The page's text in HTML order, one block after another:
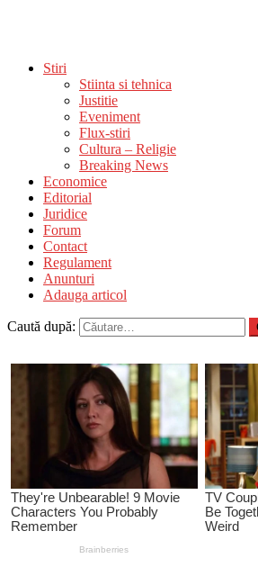
Stiri
Stiinta si tehnica
Justitie
Eveniment
Flux-stiri
Cultura – Religie
Breaking News
Economice
Editorial
Juridice
Forum
Contact
Regulament
Anunturi
Adauga articol
Caută după: